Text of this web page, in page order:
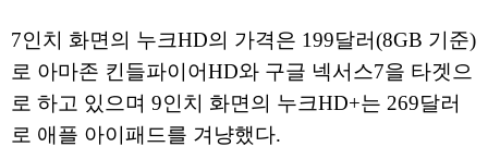
7인치 화면의 누크HD의 가격은 199달러(8GB 기준)
로 아마존 킨들파이어HD와 구글 넥서스7을 타겟으
로 하고 있으며 9인치 화면의 누크HD+는 269달러
로 애플 아이패드를 겨냥했다.